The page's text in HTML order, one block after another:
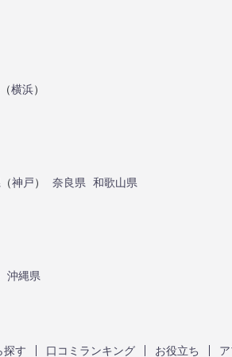
（横浜）
（神戸） 奈良県 和歌山県
沖縄県
探す 口コミランキング お役立ち